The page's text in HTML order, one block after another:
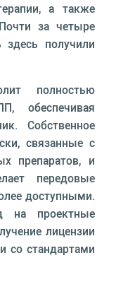
а также
за четыре
получили
полностью
обеспечивая
Собственное
связанные с
препаратов, и
передовые
доступными.
на проектные
лицензии
со стандартами